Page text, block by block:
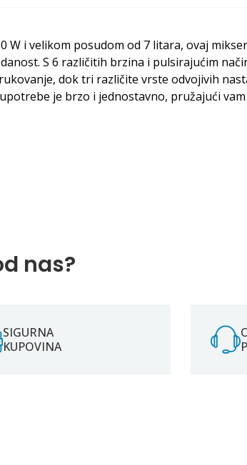
W i velikom posudom od 7 litara, ovaj
S 6 različitih brzina i pulsirajućim
dok tri različite vrste odvojivih
je brzo i jednostavno, pružajući
nas?
SIGURNA
KUPOVINA